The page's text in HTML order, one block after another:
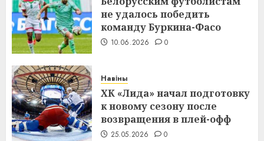
не удалось победить
команду Буркина-Фасо
10.06.2026 0
Навіны
ХК «Лида» начал подготовку
к новому сезону после
возвращения в плей-офф
25.05.2026 0